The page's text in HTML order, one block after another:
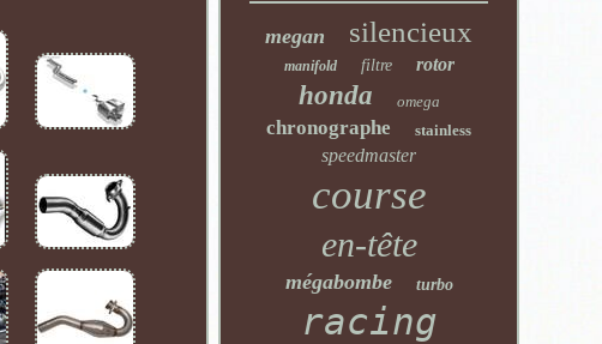
megan silencieux
manifold filtre rotor
honda omega
chronographe stainless
speedmaster
course
en-tête
mégabombe turbo
racing